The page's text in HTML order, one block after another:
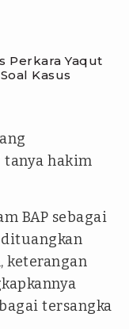
Perkara Yaqut
Kasus
tanya hakim
BAP sebagai
dituangkan
keterangan
tersangka